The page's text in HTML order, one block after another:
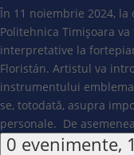
În 11 noiembrie 2024, la
Politehnica Timișoara
interpretative la
Floristán. Artistul va
instrumentului
se, totodată, asupra
personale. De
0 evenimente,